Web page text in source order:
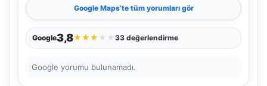
Google Maps’te tüm yorumları gör
Google3,8★★★ ★ ★ 33 değerlendirme
Google yorumu bulunamadı.
🧭 Rehber ⭐ Popüler